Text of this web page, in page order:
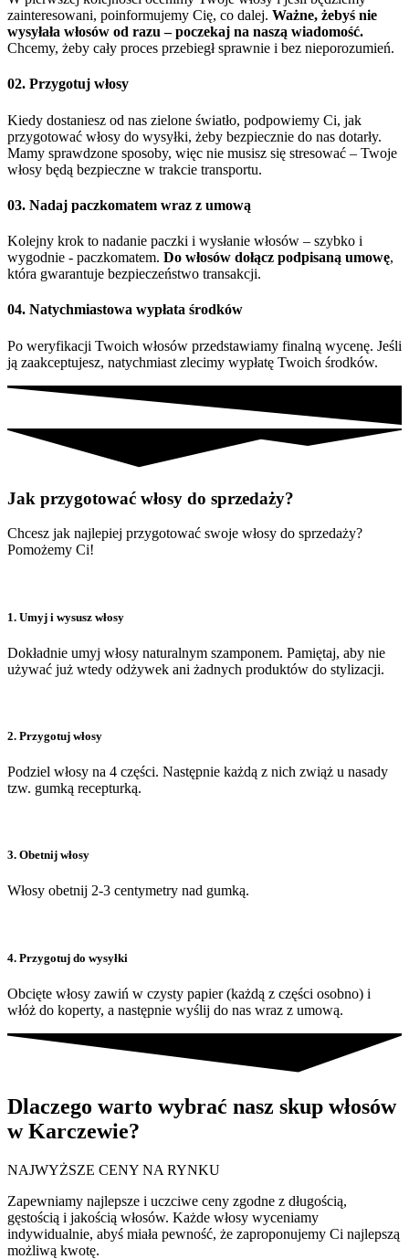
zainteresowani, poinformujemy Cię, co dalej. Ważne, żebyś nie
wysyłała włosów od razu – poczekaj na naszą wiadomość.
Chcemy, żeby cały proces przebiegł sprawnie i bez nieporozumień.
02. Przygotuj włosy
Kiedy dostaniesz od nas zielone światło, podpowiemy Ci, jak
przygotować włosy do wysyłki, żeby bezpiecznie do nas dotarły.
Mamy sprawdzone sposoby, więc nie musisz się stresować – Twoje
włosy będą bezpieczne w trakcie transportu.
03. Nadaj paczkomatem wraz z umową
Kolejny krok to nadanie paczki i wysłanie włosów – szybko i
wygodnie - paczkomatem. Do włosów dołącz podpisaną umowę,
która gwarantuje bezpieczeństwo transakcji.
04. Natychmiastowa wypłata środków
Po weryfikacji Twoich włosów przedstawiamy finalną wycenę. Jeśli
ją zaakceptujesz, natychmiast zlecimy wypłatę Twoich środków.
Jak przygotować włosy do sprzedaży?
Chcesz jak najlepiej przygotować swoje włosy do sprzedaży?
Pomożemy Ci!
1. Umyj i wysusz włosy
Dokładnie umyj włosy naturalnym szamponem. Pamiętaj, aby nie
używać już wtedy odżywek ani żadnych produktów do stylizacji.
2. Przygotuj włosy
Podziel włosy na 4 części. Następnie każdą z nich zwiąż u nasady
tzw. gumką recepturką.
3. Obetnij włosy
Włosy obetnij 2-3 centymetry nad gumką.
4. Przygotuj do wysyłki
Obcięte włosy zawiń w czysty papier (każdą z części osobno) i
włóż do koperty, a następnie wyślij do nas wraz z umową.
Dlaczego warto wybrać nasz skup włosów
w Karczewie?
NAJWYŻSZE CENY NA RYNKU
Zapewniamy najlepsze i uczciwe ceny zgodne z długością,
gęstością i jakością włosów. Każde włosy wyceniamy
indywidualnie, abyś miała pewność, że zaproponujemy Ci najlepszą
możliwą kwotę.